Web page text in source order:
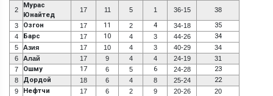
2
Мурас
Юнайтед
17 11 5 1 36-15 38
3 Озгон 17 11 2 4 34-18 35
4 Барс 17 10 4 3 44-26 34
5 Азия 17 10 4 3 40-29
34
6
Алай 17 9 4 4 24-19
31
7
Ошму 17 6 5 6 24-28 23
8 Дордой 18 6 4 8 25-24 22
9 Нефтчи 17 6 2 9 20-26
20